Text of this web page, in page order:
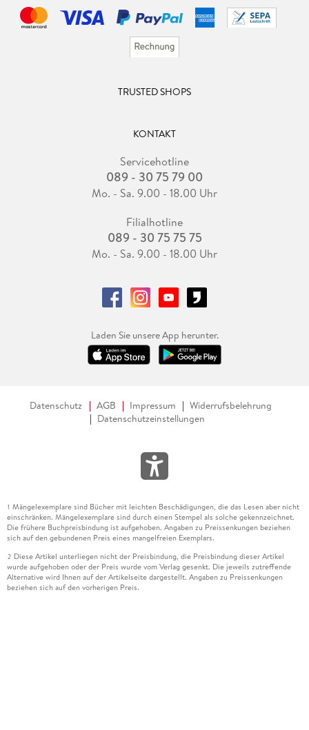
TRUSTED SHOPS
KONTAKT
Servicehotline
089 - 30 75 79 00
Mo. - Sa. 9.00 - 18.00 Uhr
Filialhotline
089 - 30 75 75 75
Mo. - Sa. 9.00 - 18.00 Uhr
Laden Sie unsere App herunter.
Datenschutz AGB Impressum
Widerrufsbelehrung
Datenschutzeinstellungen
1 Mängelexemplare sind Bücher mit leichten Beschädigungen, die das Lesen aber nicht
einschränken. Mängelexemplare sind durch einen Stempel als solche gekennzeichnet.
Die frühere Buchpreisbindung ist aufgehoben. Angaben zu Preissenkungen beziehen
sich auf den gebundenen Preis eines mangelfreien Exemplars.
2 Diese Artikel unterliegen nicht der Preisbindung, die Preisbindung dieser Artikel
wurde aufgehoben oder der Preis wurde vom Verlag gesenkt. Die jeweils zutreffende
Alternative wird Ihnen auf der Artikelseite dargestellt. Angaben zu Preissenkungen
beziehen sich auf den vorherigen Preis.